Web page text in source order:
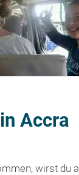
Accra
wirst du